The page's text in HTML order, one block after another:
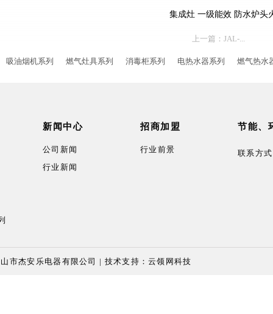
集成灶 一级能效 防水炉头
上一篇： JAL-...
吸油烟机系列 燃气灶具系列 消毒柜系列 电热水器系列 燃气热水
新闻中心
公司新闻
行业新闻
招商加盟
行业前景
节能、
联系方式
市杰安乐电器有限公司 | 技术支持：云领网科技